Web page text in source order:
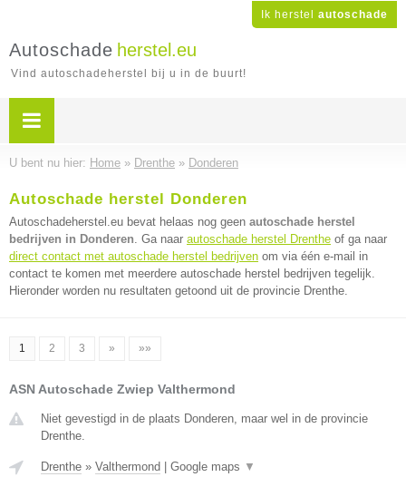
Ik herstel autoschade
Autoschade herstel.eu
Vind autoschadeherstel bij u in de buurt!
U bent nu hier: Home » Drenthe » Donderen
Autoschade herstel Donderen
Autoschadeherstel.eu bevat helaas nog geen autoschade herstel
bedrijven in Donderen. Ga naar autoschade herstel Drenthe of ga naar
direct contact met autoschade herstel bedrijven om via één e-mail in
contact te komen met meerdere autoschade herstel bedrijven tegelijk.
Hieronder worden nu resultaten getoond uit de provincie Drenthe.
1 2 3 » »»
ASN Autoschade Zwiep Valthermond
Niet gevestigd in de plaats Donderen, maar wel in de provincie
Drenthe.
Drenthe » Valthermond Google maps ▼